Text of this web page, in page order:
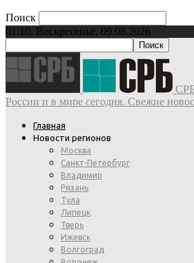
Поиск
01:10, Воскресенье, 09.08.2026
России и в мире сегодня. Свежие
Главная
Новости регионов
Москва
Санкт-Петербург
Владимир
Рязань
Тула
Липецк
Тверь
Ижевск
Волгоград